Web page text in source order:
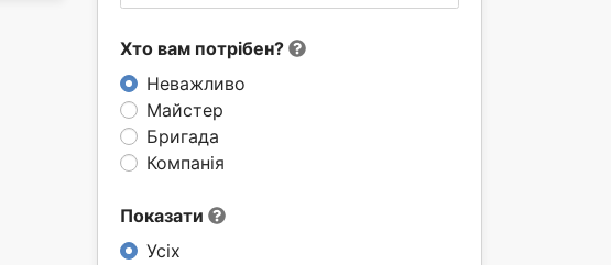
Хто вам потрібен?
Неважливо
Майстер
Бригада
Компанія
Показати
Усіх